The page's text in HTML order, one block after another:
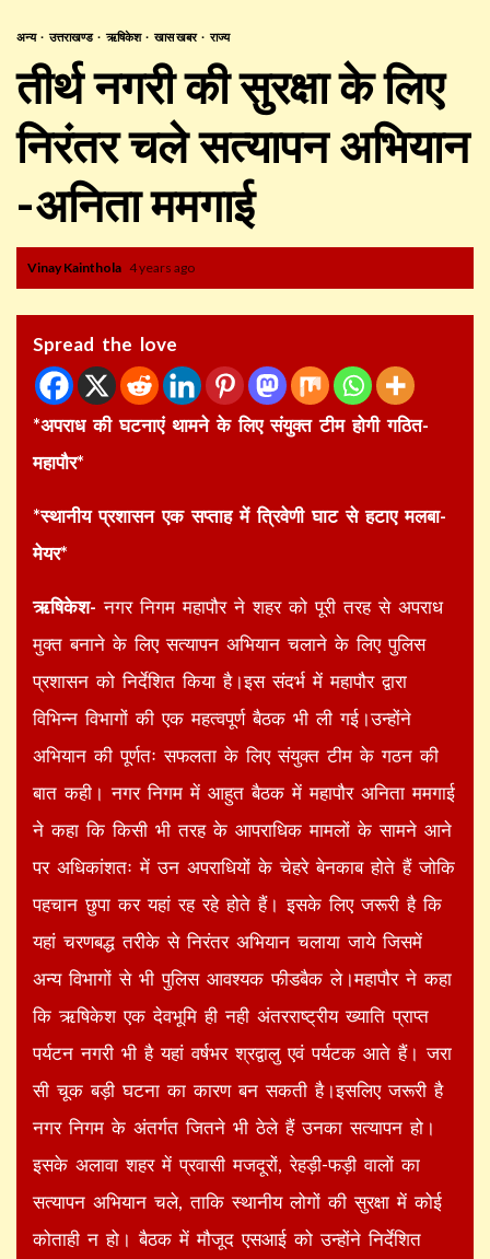
अन्य उत्तराखण्ड ऋषिकेश खास खबर राज्य
तीर्थ नगरी की सुरक्षा के लिए
निरंतर चले सत्यापन अभियान
-अनिता ममगाई
Vinay Kainthola 4 years ago
Spread the love
*अपराध की घटनाएं थामने के लिए संयुक्त टीम होगी गठित-
महापौर*
*स्थानीय प्रशासन एक सप्ताह में त्रिवेणी घाट से हटाए मलबा-
मेयर*
ऋषिकेश- नगर निगम महापौर ने शहर को पूरी तरह से अपराध
मुक्त बनाने के लिए सत्यापन अभियान चलाने के लिए पुलिस
प्रशासन को निर्देशित किया है।इस संदर्भ में महापौर द्वारा
विभिन्न विभागों की एक महत्वपूर्ण बैठक भी ली गई।उन्होंने
अभियान की पूर्णतः सफलता के लिए संयुक्त टीम के गठन की
बात कही। नगर निगम में आहुत बैठक में महापौर अनिता ममगाई
ने कहा कि किसी भी तरह के आपराधिक मामलों के सामने आने
पर अधिकांशतः में उन अपराधियों के चेहरे बेनकाब होते हैं जोकि
पहचान छुपा कर यहां रह रहे होते हैं। इसके लिए जरूरी है कि
यहां चरणबद्ध तरीके से निरंतर अभियान चलाया जाये जिसमें
अन्य विभागों से भी पुलिस आवश्यक फीडबैक ले।महापौर ने कहा
कि ऋषिकेश एक देवभूमि ही नही अंतरराष्ट्रीय ख्याति प्राप्त
पर्यटन नगरी भी है यहां वर्षभर श्रद्वालु एवं पर्यटक आते हैं। जरा
सी चूक बड़ी घटना का कारण बन सकती है।इसलिए जरूरी है
नगर निगम के अंतर्गत जितने भी ठेले हैं उनका सत्यापन हो।
इसके अलावा शहर में प्रवासी मजदूरों, रेहड़ी-फड़ी वालों का
सत्यापन अभियान चले, ताकि स्थानीय लोगों की सुरक्षा में कोई
कोताही न हो। बैठक में मौजूद एसआई को उन्होंने निर्देशित